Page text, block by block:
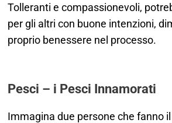
Tolleranti e compassionevoli,
per gli altri con buone intenzioni,
proprio benessere nel processo.
Pesci – i Pesci Innamorati
Immagina due persone che fanno